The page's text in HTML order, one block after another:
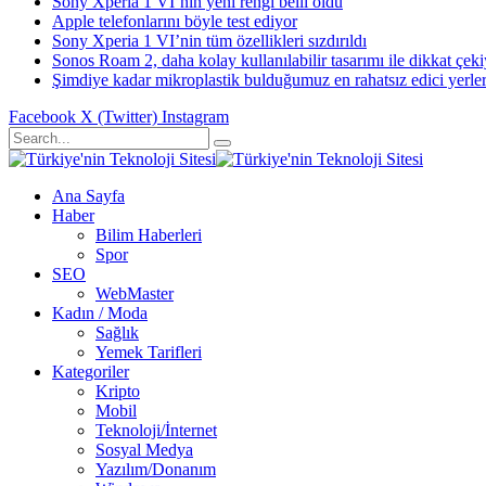
Apple telefonlarını böyle test ediyor
Sony Xperia 1 VI’nin tüm özellikleri sızdırıldı
Sonos Roam 2, daha kolay kullanılabilir tasarımı ile dikkat
Şimdiye kadar mikroplastik bulduğumuz en rahatsız edici yerler
Facebook X (Twitter) Instagram
Ana Sayfa
Haber
Bilim Haberleri
Spor
SEO
WebMaster
Kadın / Moda
Sağlık
Yemek Tarifleri
Kategoriler
Kripto
Mobil
Teknoloji/İnternet
Sosyal Medya
Yazılım/Donanım